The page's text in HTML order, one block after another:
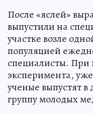
После «яслей»
выпустили на
участке возле
популяцией
специалисты. При
эксперимента,
ученые выпустят
группу молодых